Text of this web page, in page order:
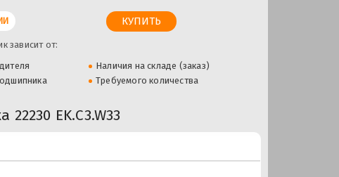
зависит от:
Наличия на складе (заказ)
Требуемого количества
EK.C3.W33